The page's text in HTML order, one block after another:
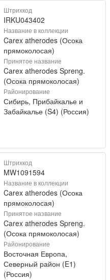
Штрихкод
IRKU043402
Название в коллекции
Carex atherodes (Осока
прямоколосая)
Принятое название
Carex atherodes Spreng.
(Осока прямоколосая)
Районирование
Сибирь, Прибайкалье и
Забайкалье (S4) (Россия)
Штрихкод
MW1091594
Название в коллекции
Carex atherodes (Осока
прямоколосая)
Принятое название
Carex atherodes Spreng.
(Осока прямоколосая)
Районирование
Восточная Европа,
Северный район (E1)
(Россия)